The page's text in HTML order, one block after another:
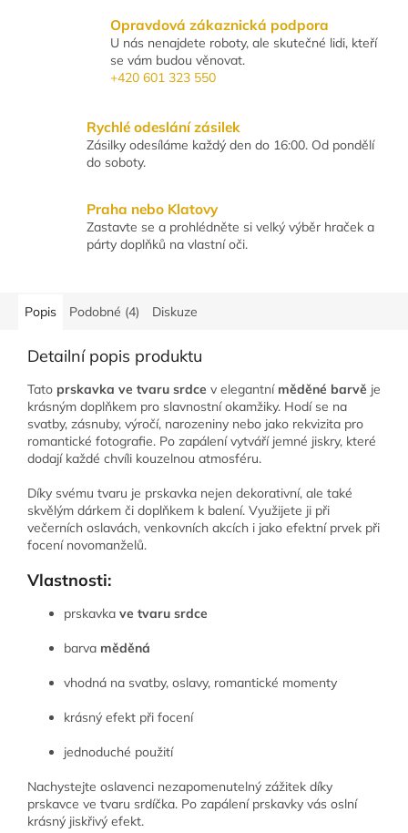
Opravdová zákaznická podpora
U nás nenajdete roboty, ale skutečné lidi, kteří
se vám budou věnovat.
+420 601 323 550
Rychlé odeslání zásilek
Zásilky odesíláme každý den do 16:00. Od pondělí
do soboty.
Praha nebo Klatovy
Zastavte se a prohlédněte si velký výběr hraček a
párty doplňků na vlastní oči.
Popis Podobné (4) Diskuze
Detailní popis produktu
Tato prskavka ve tvaru srdce v elegantní měděné barvě je
krásným doplňkem pro slavnostní okamžiky. Hodí se na
svatby, zásnuby, výročí, narozeniny nebo jako rekvizita pro
romantické fotografie. Po zapálení vytváří jemné jiskry, které
dodají každé chvíli kouzelnou atmosféru.
Díky svému tvaru je prskavka nejen dekorativní, ale také
skvělým dárkem či doplňkem k balení. Využijete ji při
večerních oslavách, venkovních akcích i jako efektní prvek při
focení novomanželů.
Vlastnosti:
prskavka ve tvaru srdce
barva měděná
vhodná na svatby, oslavy, romantické momenty
krásný efekt při focení
jednoduché použití
Nachystejte oslavenci nezapomenutelný zážitek díky
prskavce ve tvaru srdíčka. Po zapálení prskavky vás oslní
krásný jiskřivý efekt.